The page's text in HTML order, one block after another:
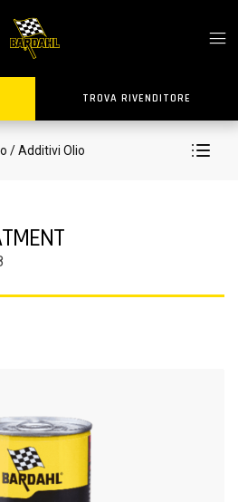
TROVA RIVENDITORE
/ Additivi Olio